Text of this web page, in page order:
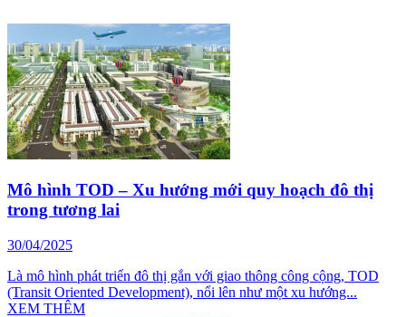
Mô hình TOD – Xu hướng mới quy hoạch đô thị
trong tương lai
30/04/2025
Là mô hình phát triển đô thị gắn với giao thông công cộng, TOD
(Transit Oriented Development), nổi lên như một xu hướng...
XEM THÊM